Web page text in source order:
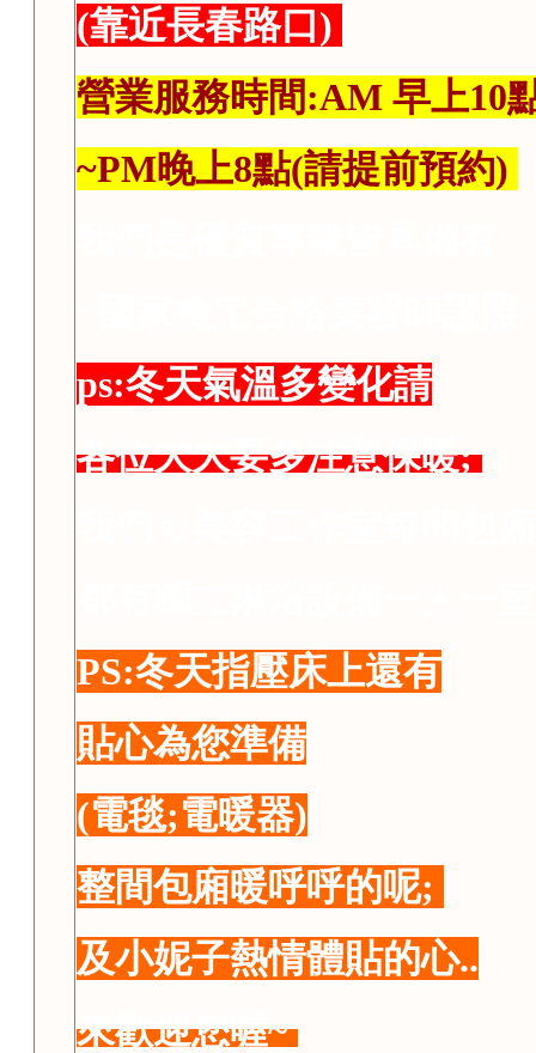
(靠近長春路口)
營業服務時間:AM 早上10
~PM晚上8點(請提前預約)
ps:冬天氣溫多變化請
各位大大要多注意保暖;
PS:冬天指壓床上還有
貼心為您準備
(電毯;電暖器)
整間包廂暖呼呼的呢;
及小妮子熱情體貼的心..
來歡迎您喔~